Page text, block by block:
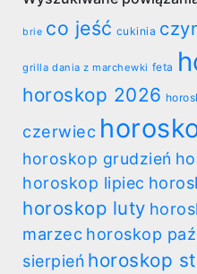
brie co jeść cukinia
grilla dania z marchewki feta
horoskop 2026
czerwiec
horoskop grudzień
horoskop lipiec
horoskop luty
marzec horoskop
sierpień horoskop